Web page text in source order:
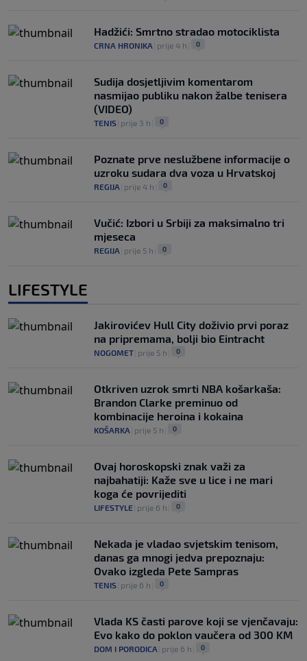
Hadžići: Smrtno stradao motociklista
CRNA HRONIKA prije 4 h 0
Sudija dosjetljivim komentarom
nasmijao publiku nakon žalbe tenisera
(VIDEO)
TENIS prije 3 h 0
Poznate prve neslužbene informacije o
uzroku sudara dva voza u Hrvatskoj
REGIJA prije 4 h 0
Vučić: Izbori u Srbiji za maksimalno tri
mjeseca
REGIJA prije 5 h 0
LIFESTYLE
Jakirovićev Hull City doživio prvi poraz
na pripremama, bolji bio Eintracht
NOGOMET prije 5 h 0
Otkriven uzrok smrti NBA košarkaša:
Brandon Clarke preminuo od
kombinacije heroina i kokaina
KOŠARKA prije 5 h 0
Ovaj horoskopski znak važi za
najbahatiji: Kaže sve u lice i ne mari
koga će povrijediti
LIFESTYLE prije 6 h 0
Nekada je vladao svjetskim tenisom,
danas ga mnogi jedva prepoznaju:
Ovako izgleda Pete Sampras
TENIS prije 6 h 0
Vlada KS časti parove koji se vjenčavaju:
Evo kako do poklon vaučera od 300 KM
DOM I PORODICA prije 6 h 0